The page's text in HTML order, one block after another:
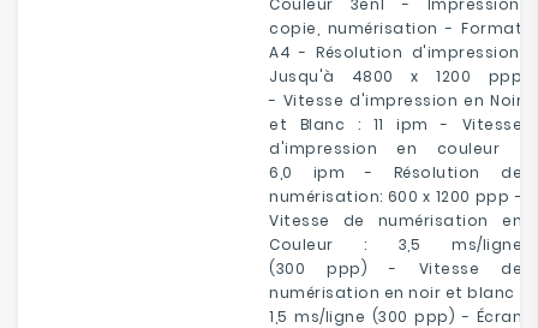
Couleur 3en1 - Impression,
copie, numérisation - Format
A4 - Résolution d'impression:
Jusqu'à 4800 x 1200 ppp
- Vitesse d'impression en Noir
et Blanc : 11 ipm - Vitesse
d'impression en couleur :
6,0 ipm - Résolution de
numérisation: 600 x 1200 ppp -
Vitesse de numérisation en
Couleur : 3,5 ms/ligne
(300 ppp) - Vitesse de
numérisation en noir et blanc :
1,5 ms/ligne (300 ppp) - Écran